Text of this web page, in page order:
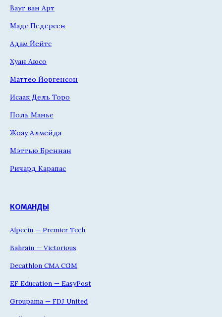
Ваут ван Арт
Мадс Педерсен
Адам Йейтс
Хуан Аюсо
Маттео Йоргенсон
Исаак Дель Торо
Поль Манье
Жоау Алмейда
Мэттью Бреннан
Ричард Карапас
КОМАНДЫ
Alpecin — Premier Tech
Bahrain — Victorious
Decathlon CMA CGM
EF Education — EasyPost
Groupama — FDJ United